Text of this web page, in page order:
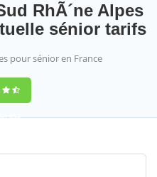
RhÃ´ne Alpes
sénior tarifs
pour sénior en France
452